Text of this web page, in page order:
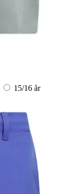
15/16 år